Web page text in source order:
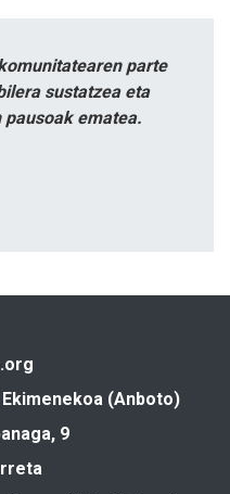
parte
sustatzea eta
ematea.
(Anboto)
9